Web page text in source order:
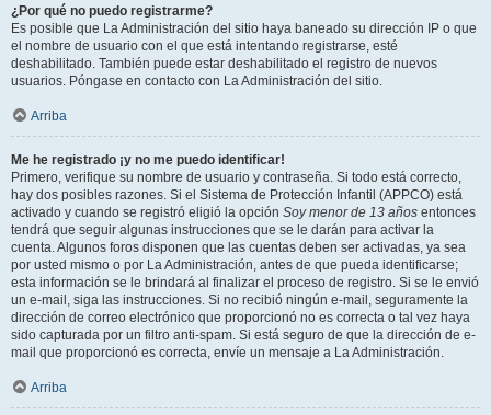
¿Por qué no puedo registrarme?
Es posible que La Administración del sitio haya baneado su dirección IP o que
el nombre de usuario con el que está intentando registrarse, esté
deshabilitado. También puede estar deshabilitado el registro de nuevos
usuarios. Póngase en contacto con La Administración del sitio.
Arriba
Me he registrado ¡y no me puedo identificar!
Primero, verifique su nombre de usuario y contraseña. Si todo está correcto,
hay dos posibles razones. Si el Sistema de Protección Infantil (APPCO) está
activado y cuando se registró eligió la opción Soy menor de 13 años entonces
tendrá que seguir algunas instrucciones que se le darán para activar la
cuenta. Algunos foros disponen que las cuentas deben ser activadas, ya sea
por usted mismo o por La Administración, antes de que pueda identificarse;
esta información se le brindará al finalizar el proceso de registro. Si se le envió
un e-mail, siga las instrucciones. Si no recibió ningún e-mail, seguramente la
dirección de correo electrónico que proporcionó no es correcta o tal vez haya
sido capturada por un filtro anti-spam. Si está seguro de que la dirección de e-
mail que proporcionó es correcta, envíe un mensaje a La Administración.
Arriba